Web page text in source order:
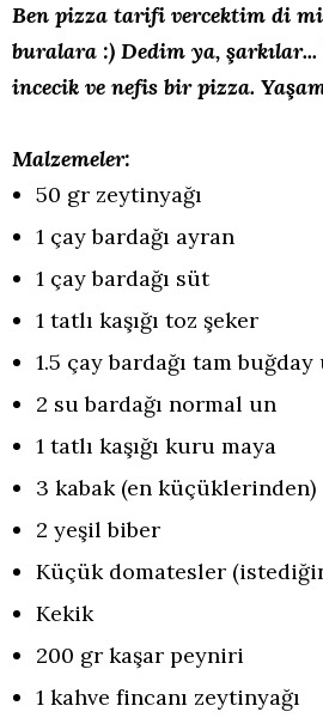
Ben pizza tarifi vercektim di
buralara :) Dedim ya, şarkılar...
incecik ve nefis bir pizza.
Malzemeler:
50 gr zeytinyağı
1 çay bardağı ayran
1 çay bardağı süt
1 tatlı kaşığı toz şeker
1.5 çay bardağı tam buğday
2 su bardağı normal un
1 tatlı kaşığı kuru maya
3 kabak (en küçüklerinden)
2 yeşil biber
Küçük domatesler
Kekik
200 gr kaşar peyniri
1 kahve fincanı zeytinyağı